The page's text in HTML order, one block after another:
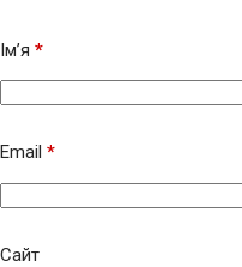
Ім’я *
Email *
Сайт